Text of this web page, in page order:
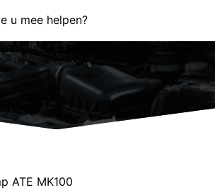
u mee helpen?
Reparatieformulier Foutcodes
ATE MK100